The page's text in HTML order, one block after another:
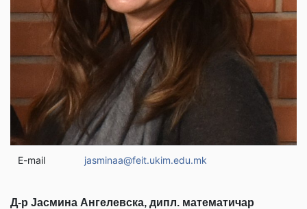
E-mail jasminaa@feit.ukim.edu.mk
Д-р Јасмина Ангелевска, дипл. математичар